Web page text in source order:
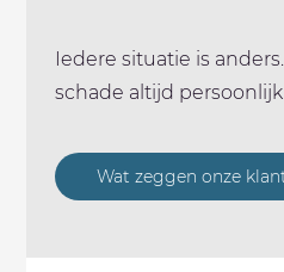
Iedere situatie is
schade altijd
Wat zeggen onze